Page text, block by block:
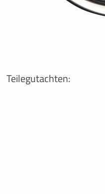
Teilegutachten: